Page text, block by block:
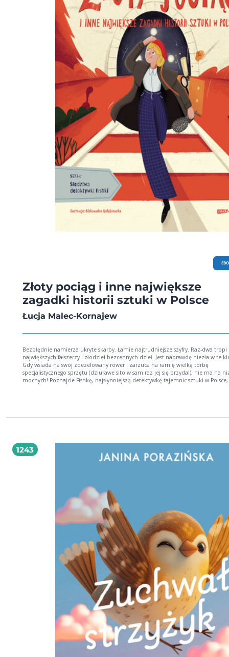
Złoty pociąg i inne największe
zagadki historii sztuki w Polsce
Łucja Malec-Kornajew
Bezbłędnie namierza ukryte skarby. Łamie najtrudniejsze szyfry. Raz-dwa tropi
największych fałszerzy i złodziei bezcennych dzieł. Jest naprawdę niezła w te
Gdy wsiada na swój zdezelowany rower i zarzuca na ramię wielką torbę
specjalistycznego sprzętu (dziurawe sito w sam raz jej się przyda!), nie ma na
mocnych! Poznajcie Fishkę, najsłynniejszą detektywkę tajemnic sztuki w Polsce, a kto
swoim pokoju tuż nad kaloryferem? Skąd w Środzie Śląskiej tyle skarbów, że kopiąc w
Kornajew założycielka pierwszego w Polsce Dziecięcego Biura Detektywistycznego,
historyczka sztuki i przewodniczka. Laureatka Nagrody Krakowa Miasta
UNESCO. Lubi koty i zardzewiałe śrubki. Brawurowe śledztwa detektywki
Złota Dwudziestka z okazji 20-lecia kampanii Cała Polska czyta dzieciom oraz
konkursie PTWK Najpiękniejsze książki Roku 2018. Śledztwa detektywki Fishki: 1.
Bursztynowa Komnata, czyli jak zgubić duży pokój 2. Lista Grundmanna, czyli
strategia wiewiórki 3. Złoty pociąg 4. Kradzież obrazu Lorenza Lotta 5. Co mówi
8. Kradzież Rafaela. Gdzie jest As? 9. Złoty sen, czyli o skarbach w Środzie Śląskiej 10.
Figliki, czyli o grzebaniu w jaskiniach 11. Kazania świętokrzyskie, czyli o zasadach
kreatywnego recyklingu 12. Nikifory-fałszywki To będzie szokujące pytanie, ale
zaryzykuję. Co mogą mieć wspólnego przebiegły niemiecki urzędnik z czasów
światowej i niewinna wiewióreczka? Okazuje się, że całkiem sporo. Jeśli można coś
pewnego powiedzieć o wiewiórkach, to dwie rzeczy. Na pewno to, że są
że biedaczki cierpią na galopującą sklerozę, zupełnie tak jak ja. Wiecie
wiewiórki przed zimą chowają w różnych miejscach smakołyki, a potem
zapomnieć, gdzie ulokowały skrytki. Dzięki sklerozie wiewiórek cały park bywa
naszpikowany orzeszkami, nasionami i żołędziami, poupychanymi skrzętnie w
sekretnych dziurach i dziuplach. Gdy wiewiórka zapomni o swym skarbie (a
szansa, że tak będzie), z nasionek i żołędzi wyrosną po jakimś czasie młode
lub inna, sprytniejsza wiewiórka może je odnaleźć i schrupać ze smakiem. Podobnie
było ze skarbami z Wrocławia i okolic, które ukrył pewien niemiecki urzędnik.
go podejrzewać o brak pamięci, raczej o przebiegłość. Ale podobieństwa do
wiewiórki nie da się mu odmówić. Zresztą posłuchajcie sami! /fragment książki
myślę, że oni mu nastąpili na odcisk. Jakby mnie ktoś sprzed nosa sprzątnął
1243